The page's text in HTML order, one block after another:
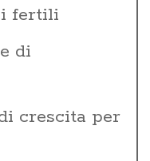
fertili
di
crescita per